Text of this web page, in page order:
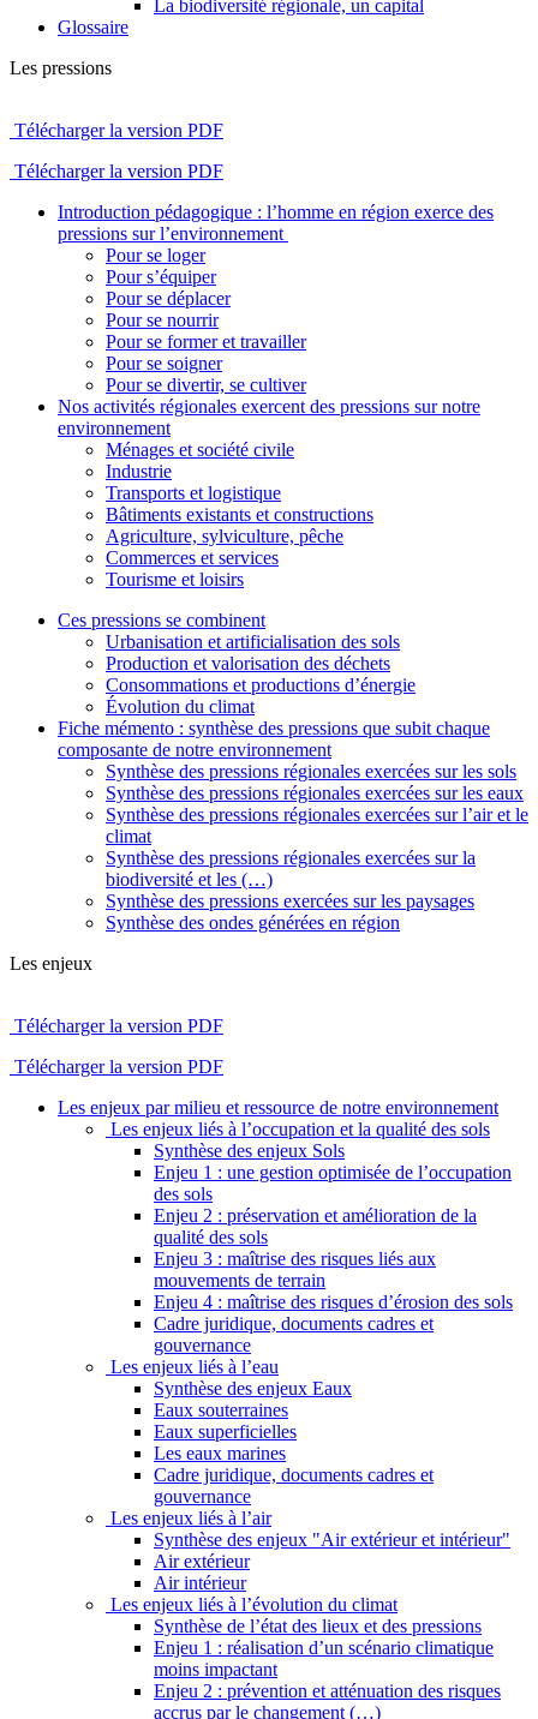
La biodiversité régionale, un capital
Glossaire
Les pressions
Télécharger la version PDF
Télécharger la version PDF
Introduction pédagogique : l’homme en région exerce des
pressions sur l’environnement
Pour se loger
Pour s’équiper
Pour se déplacer
Pour se nourrir
Pour se former et travailler
Pour se soigner
Pour se divertir, se cultiver
Nos activités régionales exercent des pressions sur notre
environnement
Ménages et société civile
Industrie
Transports et logistique
Bâtiments existants et constructions
Agriculture, sylviculture, pêche
Commerces et services
Tourisme et loisirs
Ces pressions se combinent
Urbanisation et artificialisation des sols
Production et valorisation des déchets
Consommations et productions d’énergie
Évolution du climat
Fiche mémento : synthèse des pressions que subit chaque
composante de notre environnement
Synthèse des pressions régionales exercées sur les sols
Synthèse des pressions régionales exercées sur les eaux
Synthèse des pressions régionales exercées sur l’air et le
climat
Synthèse des pressions régionales exercées sur la
biodiversité et les (…)
Synthèse des pressions exercées sur les paysages
Synthèse des ondes générées en région
Les enjeux
Télécharger la version PDF
Télécharger la version PDF
Les enjeux par milieu et ressource de notre environnement
Les enjeux liés à l’occupation et la qualité des sols
Synthèse des enjeux Sols
Enjeu 1 : une gestion optimisée de l’occupation
des sols
Enjeu 2 : préservation et amélioration de la
qualité des sols
Enjeu 3 : maîtrise des risques liés aux
mouvements de terrain
Enjeu 4 : maîtrise des risques d’érosion des sols
Cadre juridique, documents cadres et
gouvernance
Les enjeux liés à l’eau
Synthèse des enjeux Eaux
Eaux souterraines
Eaux superficielles
Les eaux marines
Cadre juridique, documents cadres et
gouvernance
Les enjeux liés à l’air
Synthèse des enjeux "Air extérieur et intérieur"
Air extérieur
Air intérieur
Les enjeux liés à l’évolution du climat
Synthèse de l’état des lieux et des pressions
Enjeu 1 : réalisation d’un scénario climatique
moins impactant
Enjeu 2 : prévention et atténuation des risques
accrus par le changement (…)